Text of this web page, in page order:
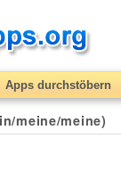
Apps durchstöbern
meine/meine)